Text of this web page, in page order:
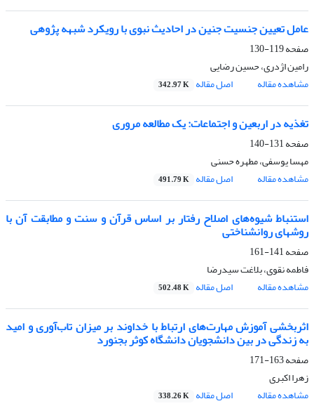
عامل تعیین جنسیت جنین در احادیث نبوی با رویکرد شبهه پژوهی
صفحه119-130
رامین اژدری، حسین رضایی
مشاهده مقاله
اصل مقاله 342.97 K
تغذیه در اربعین و اجتماعات: یک مطالعه مروری
صفحه131-140
مهسا یوسفی، مطهره حسنی
مشاهده مقاله
اصل مقاله 491.79 K
استنباط شیوه‌های اصلاح رفتار بر اساس قرآن و سنت و مطابقت آن با
روشهای روانشناختی
صفحه141-161
فاطمه نقوی، بلاغت سیدرضا
مشاهده مقاله
اصل مقاله 502.48 K
اثربخشی آموزش مهارت‌های ارتباط با خداوند بر میزان تاب‌آوری و امید
به زندگی در بین دانشجویان دانشگاه کوثر بجنورد
صفحه163-171
زهرا اکبری
مشاهده مقاله
اصل مقاله 338.26 K